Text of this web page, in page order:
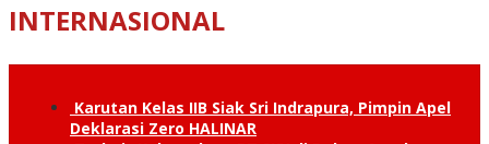
INTERNASIONAL
Karutan Kelas IIB Siak Sri Indrapura, Pimpin Apel
Deklarasi Zero HALINAR